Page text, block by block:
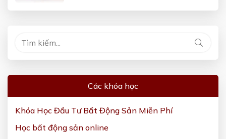
Các khóa học
Khóa Học Đầu Tư Bất Động Sản Miễn Phí
Học bất động sản online